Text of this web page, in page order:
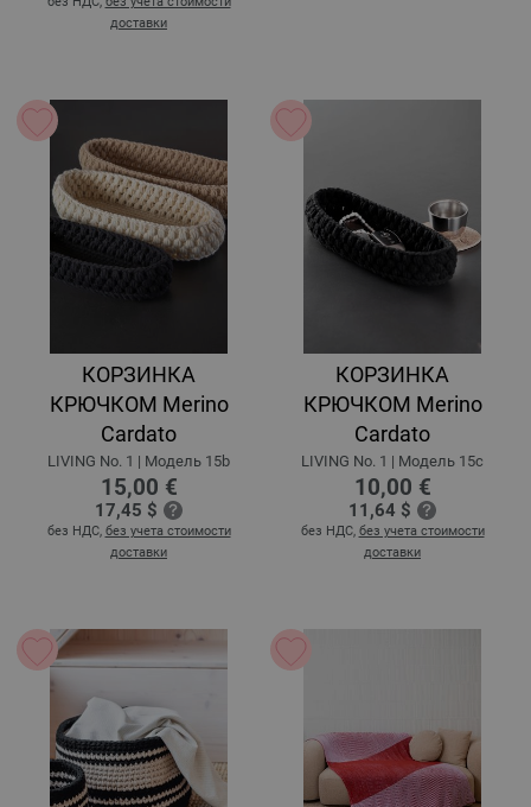
доставки
КОРЗИНКА
КРЮЧКОМ Merino
Cardato
LIVING No. 1 | Модель 15b
15,00 €
17,45 $
без НДС, без учета стоимости
доставки
КОРЗИНКА
КРЮЧКОМ Merino
Cardato
LIVING No. 1 | Модель 15c
10,00 €
11,64 $
без НДС, без учета стоимости
доставки